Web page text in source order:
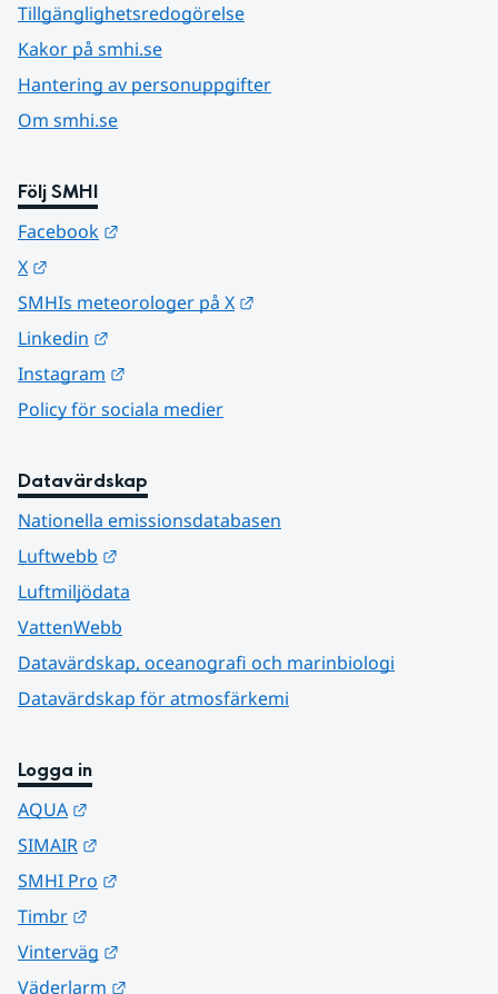
Tillgänglighetsredogörelse
Kakor på smhi.se
Hantering av personuppgifter
Om smhi.se
Följ SMHI
Facebook
X
SMHIs meteorologer på X
Linkedin
Instagram
Policy för sociala medier
Datavärdskap
Nationella emissionsdatabasen
Luftwebb
Luftmiljödata
VattenWebb
Datavärdskap, oceanografi och marinbiologi
Datavärdskap för atmosfärkemi
Logga in
AQUA
SIMAIR
SMHI Pro
Timbr
Vinterväg
Väderlarm